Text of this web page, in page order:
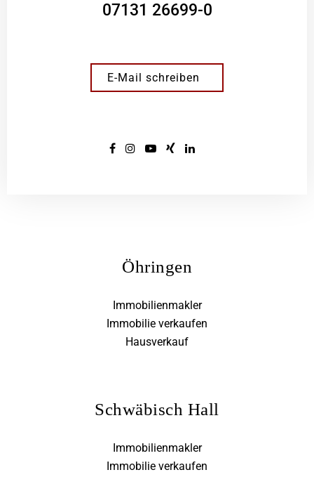
07131 26699-0
E-Mail schreiben
Öhringen
Immobilienmakler
Immobilie verkaufen
Hausverkauf
Schwäbisch Hall
Immobilienmakler
Immobilie verkaufen